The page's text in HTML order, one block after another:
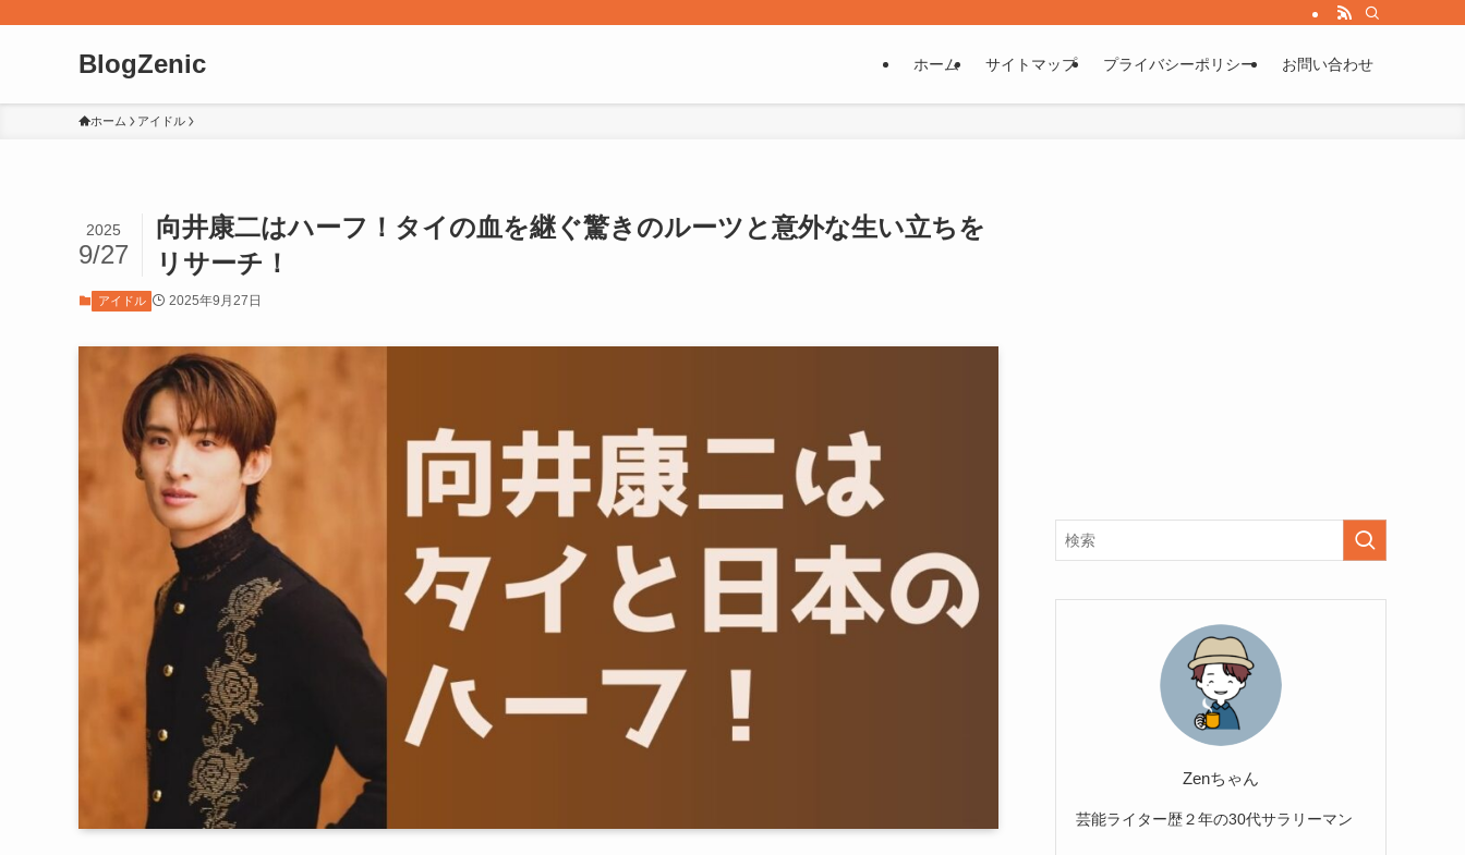
BlogZenic ホーム サイトマップ プライバシーポリシー お問い合わせ
ホーム アイドル
向井康二はハーフ！タイの血を継ぐ驚きのルーツと意外な生い立ちを
リサーチ！
2025
9/27
アイドル 2025年9月27日
Zenちゃん
芸能ライター歴２年の30代サラリーマン